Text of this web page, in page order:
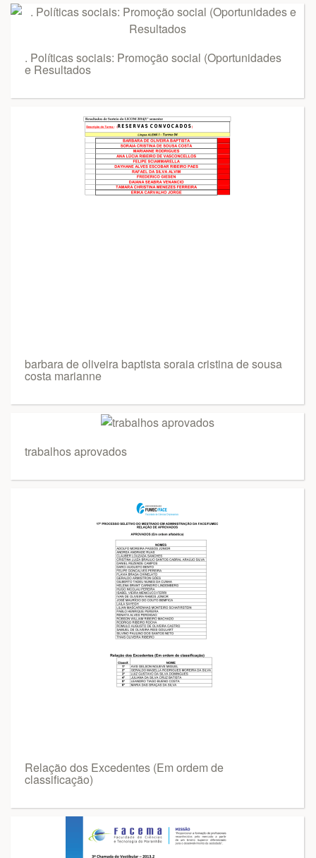
. Políticas sociais: Promoção social (Oportunidades
e Resultados
barbara de oliveira baptista soraia cristina de sousa
costa marianne
trabalhos aprovados
Relação dos Excedentes (Em ordem de
classificação)